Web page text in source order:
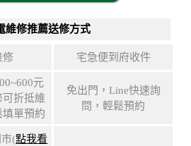
維修推薦送修方式
修 宅急便到府收件
元
折抵維
單預約
免出門，Line快速詢
問，輕鬆預約
(點我看